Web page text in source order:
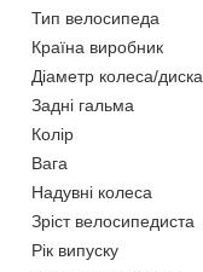
Тип велосипеда
Країна виробник
Діаметр колеса/диска
Задні гальма
Колір
Вага
Надувні колеса
Зріст велосипедиста
Рік випуску